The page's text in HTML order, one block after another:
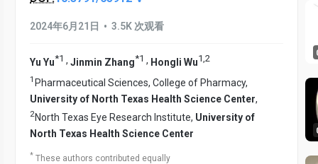
2024年6月21日 • 3.5K 次观看
Yu Yu*1 , Jinmin Zhang*1 , Hongli Wu1,2
1 Pharmaceutical Sciences, College of Pharmacy,
University of North Texas Health Science Center,
2North Texas Eye Research Institute, University of
North Texas Health Science Center
* These authors contributed equally